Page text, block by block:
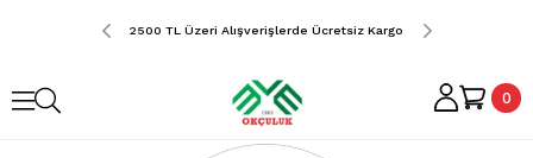
Ücretsiz Kargo 2500 TL Üzeri Alışverişlerde Ücretsiz Kargo 2500 TL Üzeri
0